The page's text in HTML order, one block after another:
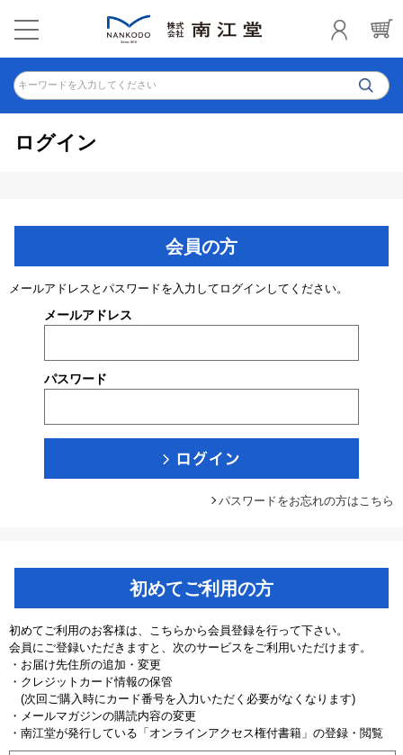
キーワードを入力してください
ログイン
会員の方
メールアドレスとパスワードを入力してログインしてください。
メールアドレス
パスワード
パスワードをお忘れの方はこちら
初めてご利用の方
初めてご利用のお客様は、こちらから会員登録を行って下さい。
会員にご登録いただきますと、次のサービスをご利用いただけます。
・お届け先住所の追加・変更
・クレジットカード情報の保管
(次回ご購入時にカード番号を入力いただく必要がなくなります)
・メールマガジンの購読内容の変更
・南江堂が発行している「オンラインアクセス権付書籍」の登録・閲覧